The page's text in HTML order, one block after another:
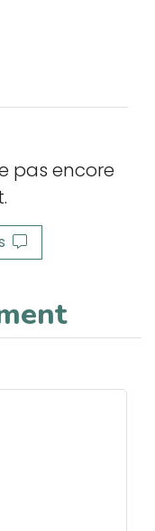
pas encore